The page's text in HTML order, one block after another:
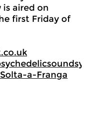
is aired on
first Friday of
a-Franga